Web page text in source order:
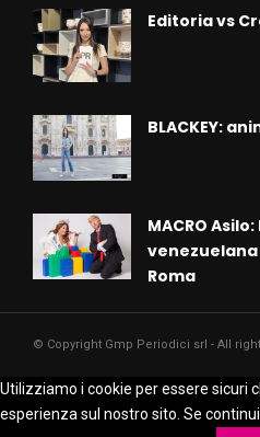
Editoria vs
BLACKEY:
MACRO
Roma
© Copyright Gmp Periodici srl - All
Utilizziamo i cookie per essere sicuri
esperienza sul nostro sito. Se